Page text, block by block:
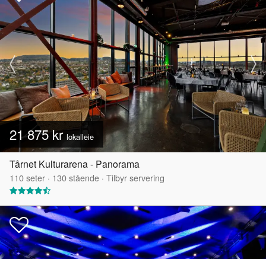
21 875 krlokalleie
Tårnet Kulturarena - Panorama
110seter · 130stående · Tilbyr servering